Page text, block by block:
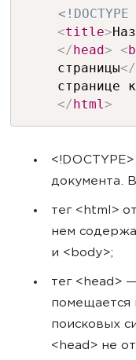
<title>
</ head> <
страницы</
странице
</ html >
документа.
тег <html>
нем
и <body>;
тег <head>
помещается
поисковых
<head> не